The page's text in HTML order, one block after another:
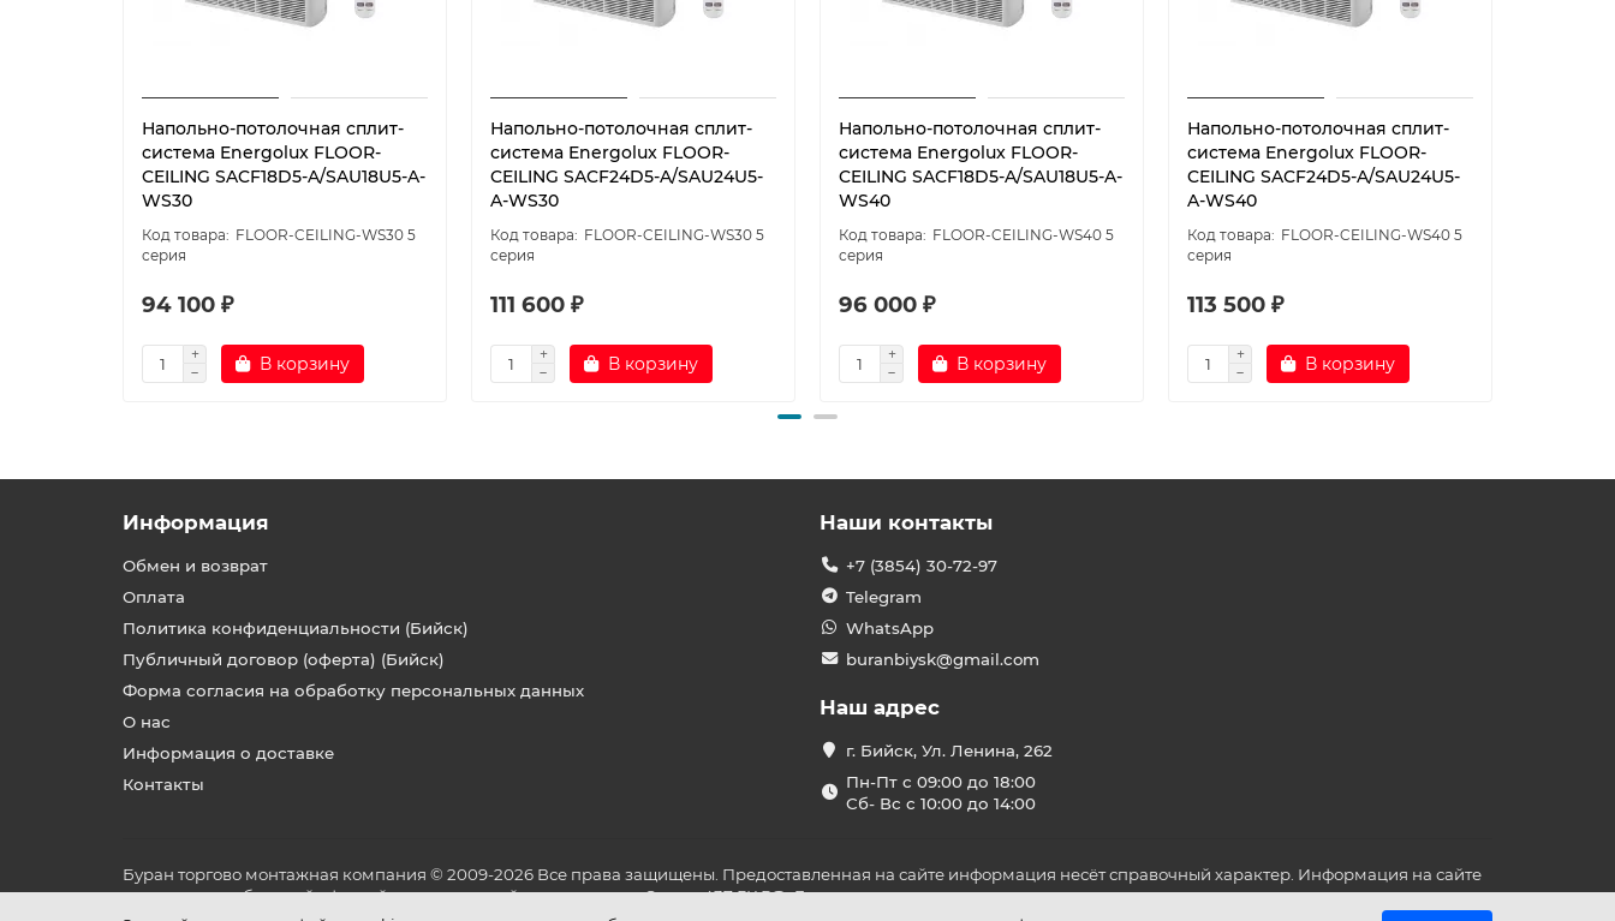
Напольно-потолочная сплит-
система Energolux FLOOR-
CEILING SACF18D5-A/SAU18U5-A-
WS30
FLOOR-CEILING-WS30 5
серия
94 100 ₽
В корзину
Напольно-потолочная сплит-
система Energolux FLOOR-
CEILING SACF24D5-A/SAU24U5-
A-WS30
FLOOR-CEILING-WS30 5
серия
111 600 ₽
В корзину
Напольно-потолочная сплит-
система Energolux FLOOR-
CEILING SACF18D5-A/SAU18U5-A-
WS40
FLOOR-CEILING-WS40 5
серия
96 000 ₽
В корзину
Напольно-потолочная сплит-
система Energolux FLOOR-
CEILING SACF24D5-A/SAU24U5-
A-WS40
FLOOR-CEILING-WS40 5
серия
113 500 ₽
В корзину
Информация
Обмен и возврат
Оплата
Политика конфиденциальности (Бийск)
Публичный договор (оферта) (Бийск)
Форма согласия на обработку персональных данных
О нас
Информация о доставке
Контакты
Наши контакты
+7 (3854) 30-72-97
Telegram
WhatsApp
buranbiysk@gmail.com
Наш адрес
г. Бийск, Ул. Ленина, 262
Пн-Пт с 09:00 до 18:00
Сб- Вс с 10:00 до 14:00
Буран торгово монтажная компания © 2009-2026 Все права защищены. Предоставленная на сайте информация несёт справочный характер. Информация на сайте
не является публичной офертой, определяемой положениями Статьи 437 ГК РФ. До оплаты товара удостоверьтесь во всех для вас важных характеристиках в товаре
и условиях его эксплуатации.